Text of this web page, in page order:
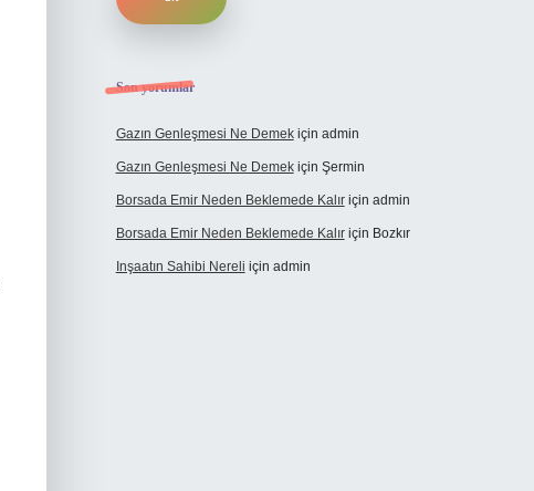
Son yorumlar
Gazın Genleşmesi Ne Demekiçin admin
Gazın Genleşmesi Ne Demekiçin Şermin
Borsada Emir Neden Beklemede Kalıriçin admin
Borsada Emir Neden Beklemede Kalıriçin Bozkır
Inşaatın Sahibi Nereli için admin